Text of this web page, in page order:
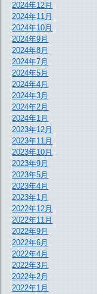
2024年12月
2024年11月
2024年10月
2024年9月
2024年8月
2024年7月
2024年5月
2024年4月
2024年3月
2024年2月
2024年1月
2023年12月
2023年11月
2023年10月
2023年9月
2023年5月
2023年4月
2023年1月
2022年12月
2022年11月
2022年9月
2022年6月
2022年4月
2022年3月
2022年2月
2022年1月